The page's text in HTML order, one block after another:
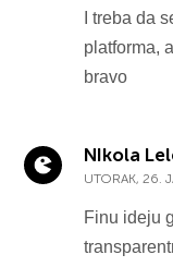
I treba da
platforma,
bravo
NIkola
UTORAK, 26.
Finu ideju